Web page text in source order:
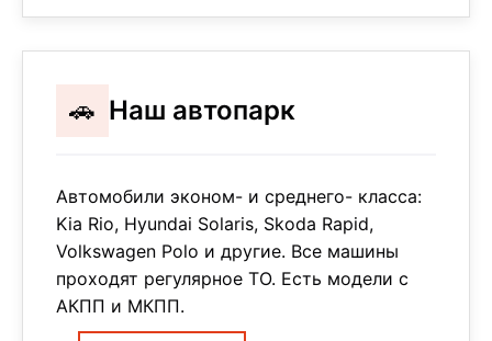
🚗 Наш автопарк
Автомобили эконом- и среднего- класса:
Kia Rio, Hyundai Solaris, Skoda Rapid,
Volkswagen Polo и другие. Все машины
проходят регулярное ТО. Есть модели с
АКПП и МКПП.